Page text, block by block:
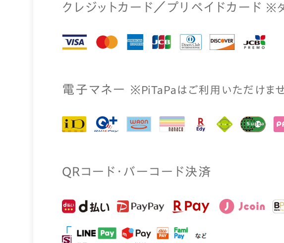
クレジットカード／プリペイドカード ※
電⼦マネー ※PiTaPaはご利⽤いただけませ
QRコード・バーコード決済